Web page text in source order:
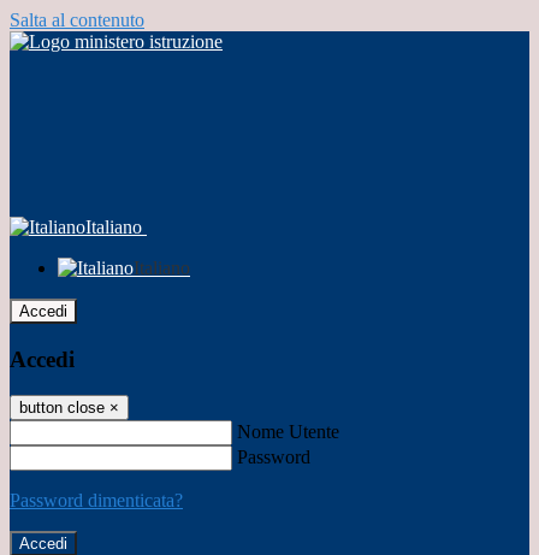
Salta al contenuto
Italiano
Italiano
Accedi
Accedi
button close ×
Nome Utente
Password
Password dimenticata?